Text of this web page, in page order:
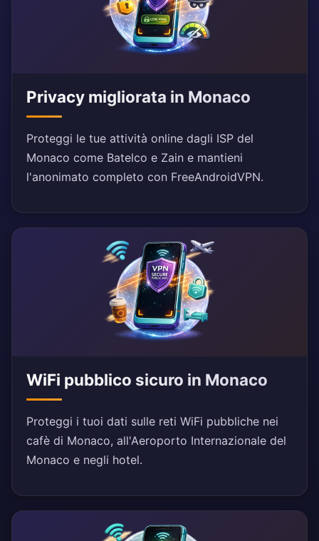
Privacy migliorata in Monaco
Proteggi le tue attività online dagli ISP del
Monaco come Batelco e Zain e mantieni
l'anonimato completo con FreeAndroidVPN.
WiFi pubblico sicuro in Monaco
Proteggi i tuoi dati sulle reti WiFi pubbliche nei
cafè di Monaco, all'Aeroporto Internazionale del
Monaco e negli hotel.